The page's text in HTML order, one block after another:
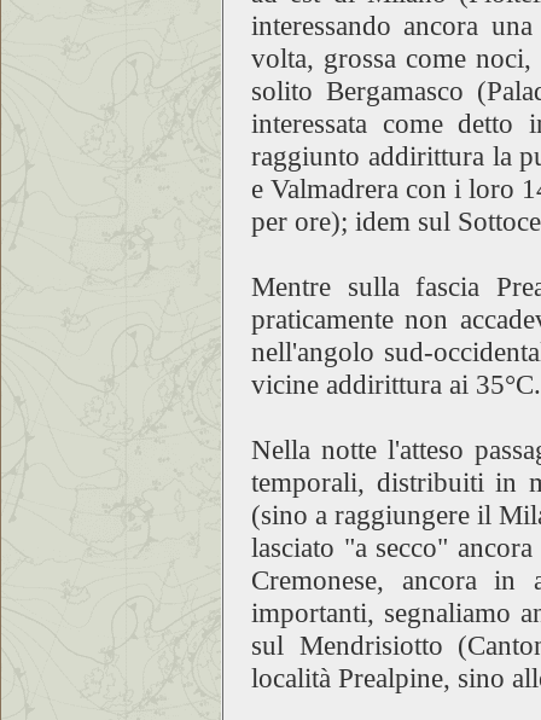
interessando ancora
volta, grossa come
solito Bergamasco
interessata come detto
raggiunto addirittura la
e Valmadrera con i loro
per ore); idem sul
Mentre sulla fascia
praticamente non
nell'angolo sud-
vicine addirittura ai 35°C.
Nella notte l'atteso
temporali, distribuiti in
(sino a raggiungere il
lasciato "a secco"
Cremonese, ancora
importanti, segnaliamo
sul Mendrisiotto
località Prealpine, sino